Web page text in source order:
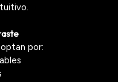
por: